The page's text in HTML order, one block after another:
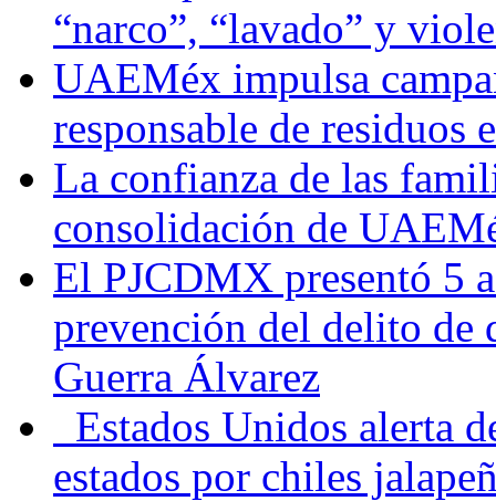
“narco”, “lavado” y
UAEMéx impulsa
responsable de residuos
La confianza de las
consolidación de
El PJCDMX presentó 5
prevención del delito de
Guerra Álvarez
Estados Unidos alerta
estados por chiles